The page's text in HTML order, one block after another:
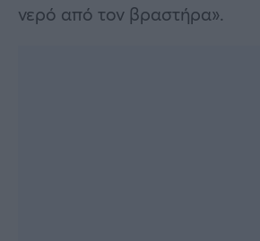
νερό από τον βραστήρα».